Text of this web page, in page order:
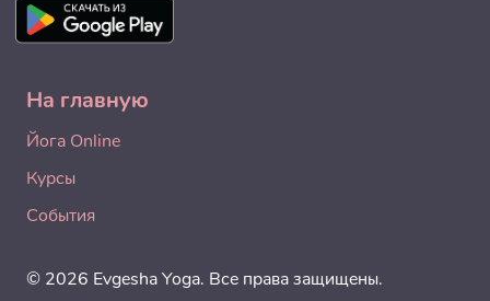
На главную
Йога Online
Курсы
События
© 2026 Evgesha Yoga. Все права защищены.